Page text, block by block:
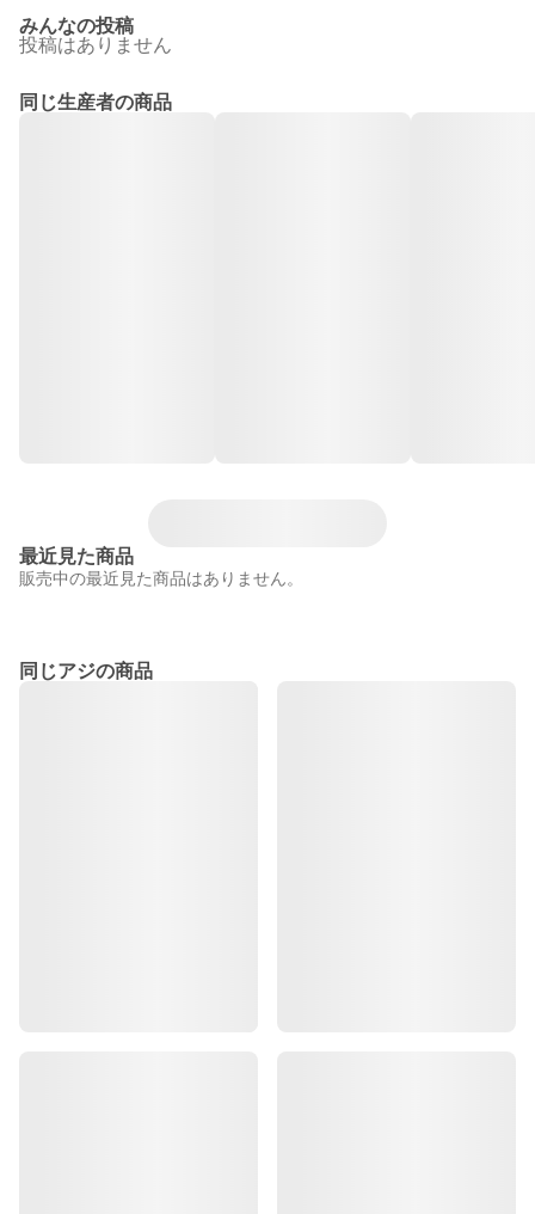
みんなの投稿
投稿はありません
同じ生産者の商品
最近見た商品
販売中の最近見た商品はありません。
同じアジの商品